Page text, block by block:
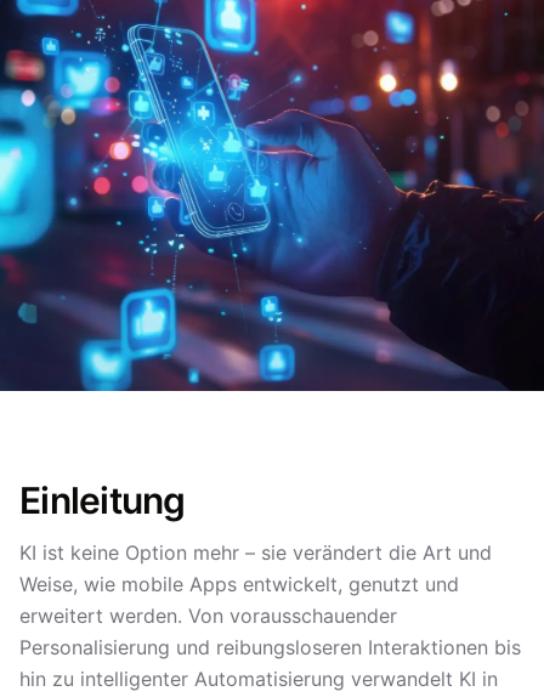
Einleitung
KI ist keine Option mehr – sie verändert die Art und
Weise, wie mobile Apps entwickelt, genutzt und
erweitert werden. Von vorausschauender
Personalisierung und reibungsloseren Interaktionen bis
hin zu intelligenter Automatisierung verwandelt KI in